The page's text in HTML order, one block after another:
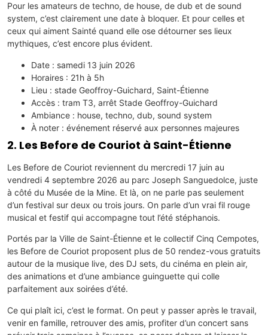
Pour les amateurs de techno, de house, de dub et de sound
system, c’est clairement une date à bloquer. Et pour celles et
ceux qui aiment Sainté quand elle ose détourner ses lieux
mythiques, c’est encore plus évident.
Date : samedi 13 juin 2026
Horaires : 21h à 5h
Lieu : stade Geoffroy-Guichard, Saint-Étienne
Accès : tram T3, arrêt Stade Geoffroy-Guichard
Ambiance : house, techno, dub, sound system
À noter : événement réservé aux personnes majeures
2. Les Before de Couriot à Saint-Étienne
Les Before de Couriot reviennent du mercredi 17 juin au
vendredi 4 septembre 2026 au parc Joseph Sanguedolce, juste
à côté du Musée de la Mine. Et là, on ne parle pas seulement
d’un festival sur deux ou trois jours. On parle d’un vrai fil rouge
musical et festif qui accompagne tout l’été stéphanois.
Portés par la Ville de Saint-Étienne et le collectif Cinq Cempotes,
les Before de Couriot proposent plus de 50 rendez-vous gratuits
autour de la musique live, des DJ sets, du cinéma en plein air,
des animations et d’une ambiance guinguette qui colle
parfaitement aux soirées d’été.
Ce qui plaît ici, c’est le format. On peut y passer après le travail,
venir en famille, retrouver des amis, profiter d’un concert sans